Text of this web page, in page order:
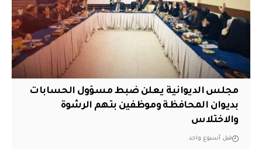
مجلس الديوانية يعلن ضبط مسؤول الحسابات
بديوان المحافظة وموظفين بتهم الرشوة
والاختلاس
قبل أسبوع واحد